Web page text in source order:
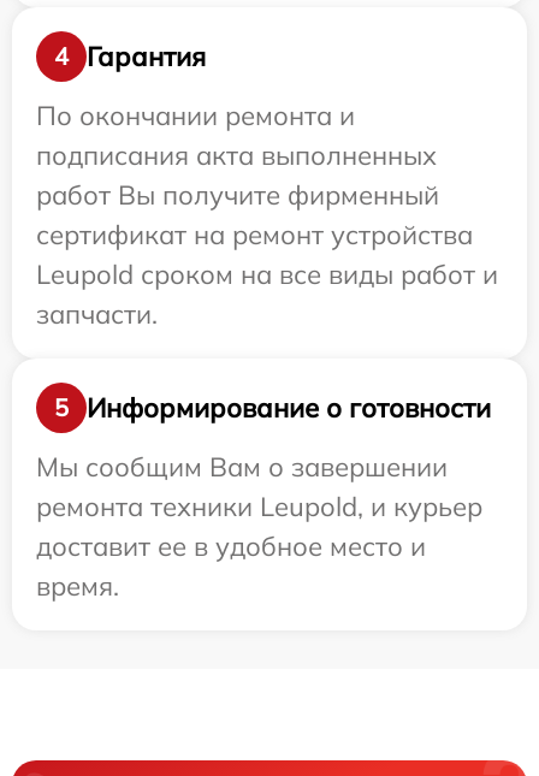
4
Гарантия
По окончании ремонта и
подписания акта выполненных
работ Вы получите фирменный
сертификат на ремонт устройства
Leupold сроком на все виды работ и
запчасти.
5
Информирование о готовности
Мы сообщим Вам о завершении
ремонта техники Leupold, и курьер
доставит ее в удобное место и
время.